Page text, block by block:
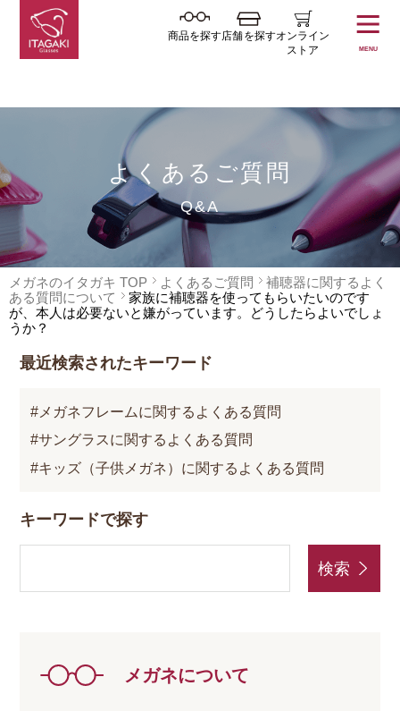
商品を探す店舗を探すオンライン
ストア
MENU
よくあるご質問
Q&A
メガネのイタガキ TOP よくあるご質問
補聴器に関するよく
ある質問について
家族に補聴器を使ってもらいたいのです
が、本人は必要ないと嫌がっています。どうしたらよいでしょ
うか？
最近検索されたキーワード
メガネフレームに関するよくある質問
サングラスに関するよくある質問
キッズ（子供メガネ）に関するよくある質問
キーワードで探す
検索
メガネについて